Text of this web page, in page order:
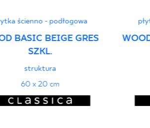
ścienno - podłogowa
BASIC BEIGE GRES
SZKL.
struktura
60 x 20 cm